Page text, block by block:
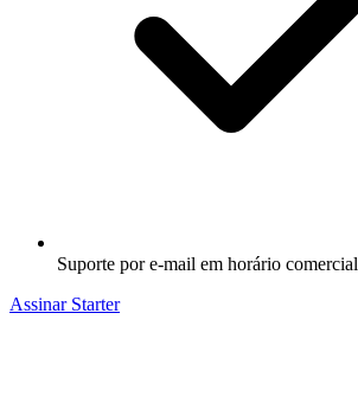
Suporte por e-mail em horário comercial
Assinar Starter